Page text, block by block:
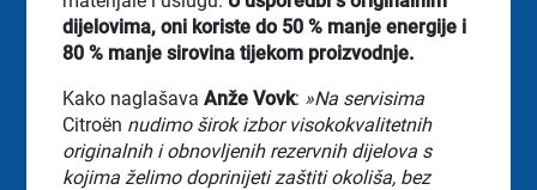
dijelovima, oni koriste do 50 % manje energije i
80 % manje sirovina tijekom proizvodnje.
Kako naglašavaAnže Vovk: »Na servisima
Citroën nudimo širok izbor visokokvalitetnih
originalnih i obnovljenih rezervnih dijelova s
kojima želimo doprinijeti zaštiti okoliša, bez